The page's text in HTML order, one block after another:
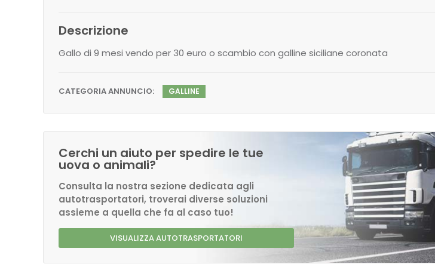
Descrizione
Gallo di 9 mesi vendo per 30 euro o scambio con galline siciliane coronata
CATEGORIA ANNUNCIO: GALLINE
Cerchi un aiuto per spedire le tue
uova o animali?
Consulta la nostra sezione dedicata agli
autotrasportatori, troverai diverse soluzioni
assieme a quella che fa al caso tuo!
VISUALIZZA AUTOTRASPORTATORI